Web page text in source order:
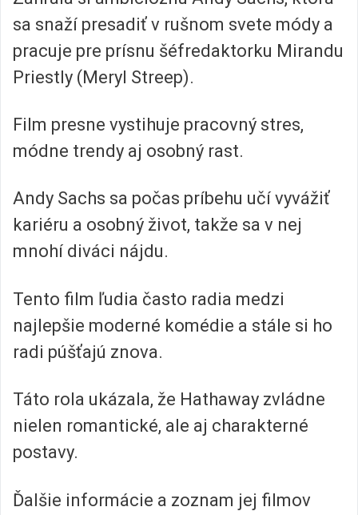
sa snaží presadiť v rušnom svete módy a
pracuje pre prísnu šéfredaktorku Mirandu
Priestly (Meryl Streep).
Film presne vystihuje pracovný stres,
módne trendy aj osobný rast.
Andy Sachs sa počas príbehu učí vyvážiť
kariéru a osobný život, takže sa v nej
mnohí diváci nájdu.
Tento film ľudia často radia medzi
najlepšie moderné komédie a stále si ho
radi púšťajú znova.
Táto rola ukázala, že Hathaway zvládne
nielen romantické, ale aj charakterné
postavy.
Ďalšie informácie a zoznam jej filmov